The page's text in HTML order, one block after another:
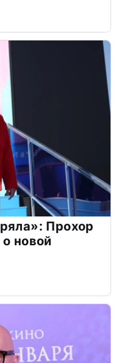
Прохор
новой